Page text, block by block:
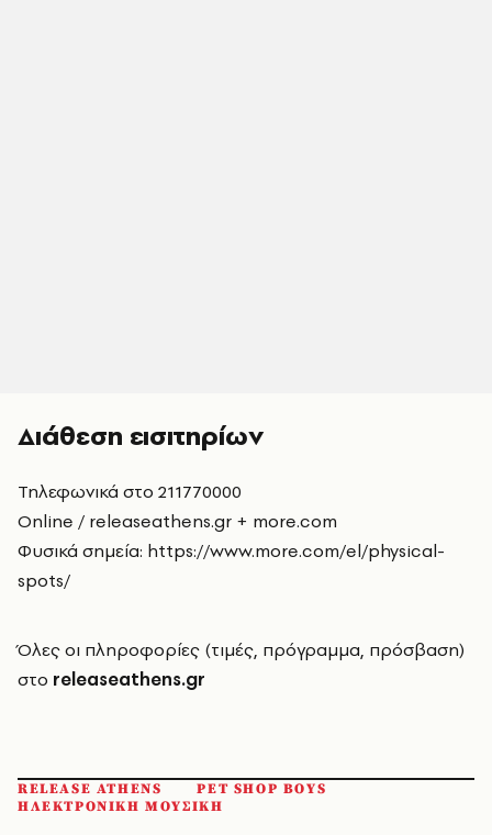
Διάθεση εισιτηρίων
Τηλεφωνικά στο 211770000
Online / releaseathens.gr + more.com
Φυσικά σημεία: https://www.more.com/el/physical-
spots/
Όλες οι πληροφορίες (τιμές, πρόγραμμα, πρόσβαση)
στο releaseathens.gr
RELEASE ATHENS
PET SHOP BOYS
ΗΛΕΚΤΡΟΝΙΚΗ ΜΟΥΣΙΚΗ